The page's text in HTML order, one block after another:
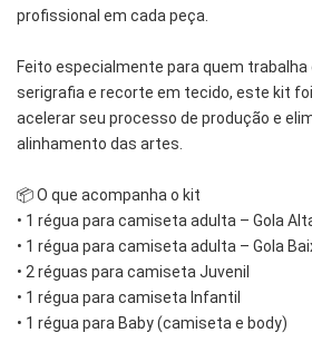
profissional em cada peça.
Feito especialmente para quem trabalha
serigrafia e recorte em tecido, este kit
acelerar seu processo de produção e
alinhamento das artes.
📦 O que acompanha o kit
• 1 régua para camiseta adulta – Gola
• 1 régua para camiseta adulta – Gola
• 2 réguas para camiseta Juvenil
• 1 régua para camiseta Infantil
• 1 régua para Baby (camiseta e body)